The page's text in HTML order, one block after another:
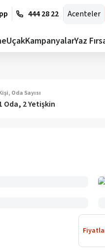
444 28 22 Acenteler
UçakKampanyalarYaz
Oda Sayısı
Oda, 2 Yetişkin